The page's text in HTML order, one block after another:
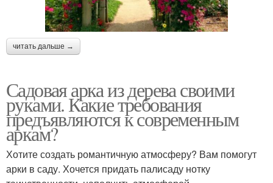
читать дальше →
Садовая арка из дерева своими
руками. Какие требования
предъявляются к современным
аркам?
Хотите создать романтичную атмосферу? Вам помогут
арки в саду. Хочется придать палисаду нотку